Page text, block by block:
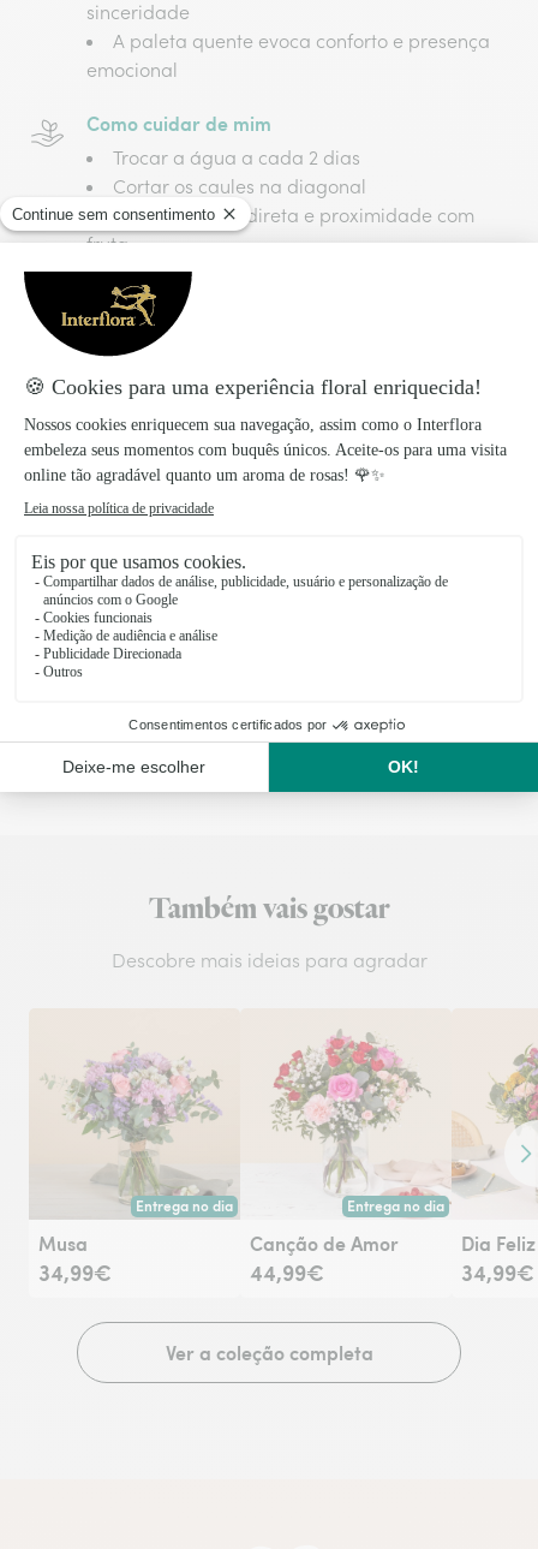
sinceridade
A paleta quente evoca conforto e presença
emocional
Como cuidar de mim
Trocar a água a cada 2 dias
Cortar os caules na diagonal
Evitar luz solar direta e proximidade com
fruta
Manter longe de correntes de ar
Preparado com amor, entregue com
carinho!
Os produtos Interflora são preparados e embalados
A entrega, no mesmo dia ou por marcação, é feita
diretamente pelos nossos floristas locais.
Taxa de entrega:
9,99€
Entrega no mesmo dia para todas as encomendas
realizadas antes das 17 horas.
Também vais gostar
Descobre mais ideias para agradar
Entrega no dia
Entrega hoje ou na data à tua escolha.
Musa
34,99€
Entrega no dia
Entrega hoje ou na data à
Canção de Amor
44,99€
Dia Feliz
34,99€
Ver a coleção completa